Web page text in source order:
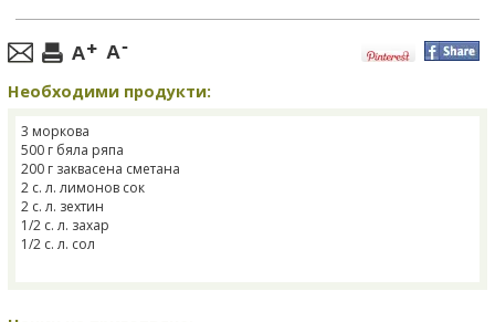
Необходими продукти:
3 моркова
500 г бяла ряпа
200 г заквасена сметана
2 с. л. лимонов сок
2 с. л. зехтин
1/2 с. л. захар
1/2 с. л. сол